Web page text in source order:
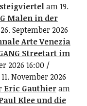
am 19.
Malen in der
September 2026
Arte Venezia
Streetart im
2026 16:00
November 2026
Eric Gauthieram
Klee und die